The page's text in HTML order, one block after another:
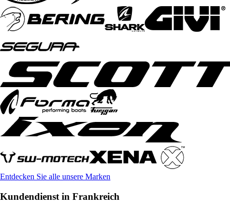
Entdecken Sie alle unsere Marken
Kundendienst in Frankreich